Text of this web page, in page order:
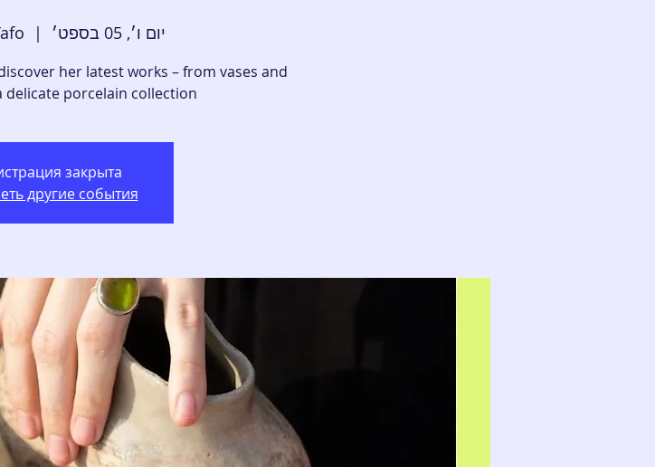
יום ו׳, 05 בספט׳
  |
her latest works – from vases and
porcelain collection.
закрыта
другие события